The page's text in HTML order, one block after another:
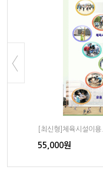
[최신형]체육시설이용..
55,000원